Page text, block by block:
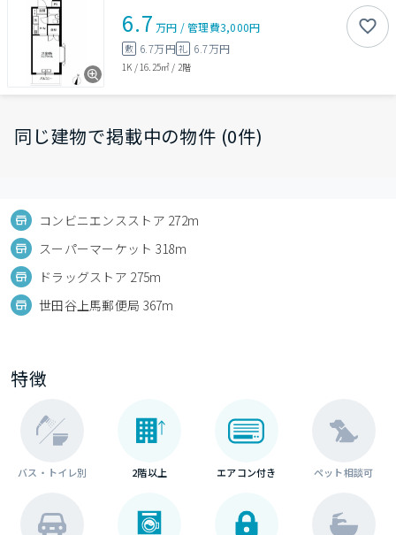
6.7 万円 /管理費3,000円
敷 6.7万円礼 6.7万円
1K / 16.25㎡ / 2階
同じ建物で掲載中の物件 (0件)
コンビニエンスストア 272m
スーパーマーケット 318m
ドラッグストア 275m
世田谷上馬郵便局 367m
特徴
バス・トイレ別 2階以上 エアコン付き ペット相談可